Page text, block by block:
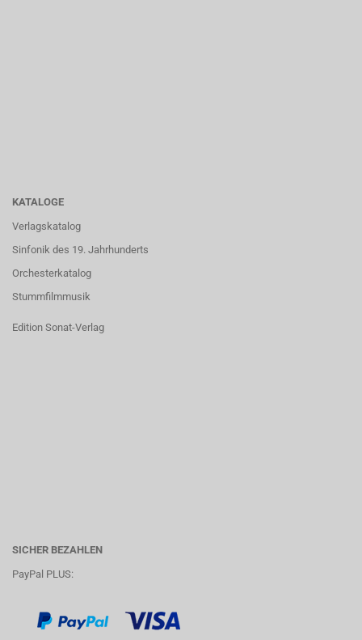
KATALOGE
Verlagskatalog
Sinfonik des 19. Jahrhunderts
Orchesterkatalog
Stummfilmmusik
Edition Sonat-Verlag
SICHER BEZAHLEN
PayPal PLUS: